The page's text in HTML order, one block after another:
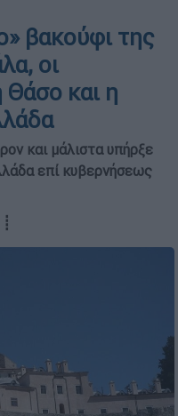
βακούφι της
οι
Θάσο και η
και μάλιστα υπήρξε
επί κυβερνήσεως